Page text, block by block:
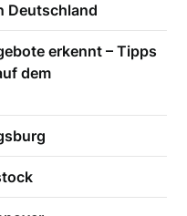
Deutschland
erkennt – Tipps
dem